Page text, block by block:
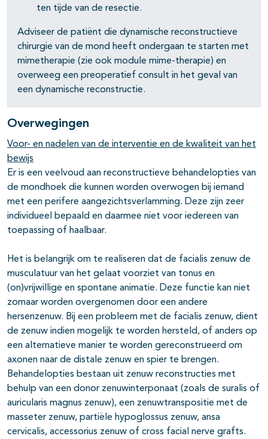
ten tijde van de resectie.
Adviseer de patiënt die dynamische reconstructieve
chirurgie van de mond heeft ondergaan te starten met
mimetherapie (zie ook module mime-therapie) en
overweeg een preoperatief consult in het geval van
een dynamische reconstructie.
Overwegingen
Voor- en nadelen van de interventie en de kwaliteit van het
bewijs
Er is een veelvoud aan reconstructieve behandelopties van
de mondhoek die kunnen worden overwogen bij iemand
met een perifere aangezichtsverlamming. Deze zijn zeer
individueel bepaald en daarmee niet voor iedereen van
toepassing of haalbaar.
Het is belangrijk om te realiseren dat de facialis zenuw de
musculatuur van het gelaat voorziet van tonus en
(on)vrijwillige en spontane animatie. Deze functie kan niet
zomaar worden overgenomen door een andere
hersenzenuw. Bij een probleem met de facialis zenuw, dient
de zenuw indien mogelijk te worden hersteld, of anders op
een alternatieve manier te worden gereconstrueerd om
axonen naar de distale zenuw en spier te brengen.
Behandelopties bestaan uit zenuw reconstructies met
behulp van een donor zenuwinterponaat (zoals de suralis of
auricularis magnus zenuw), een zenuwtranspositie met de
masseter zenuw, partiële hypoglossus zenuw, ansa
cervicalis, accessorius zenuw of cross facial nerve grafts.